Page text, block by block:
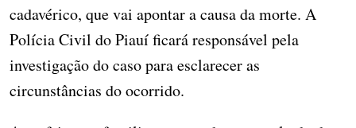
cadavérico, que vai apontar a causa da morte. A
Polícia Civil do Piauí ficará responsável pela
investigação do caso para esclarecer as
circunstâncias do ocorrido.